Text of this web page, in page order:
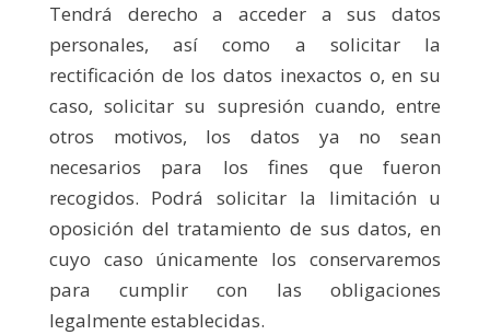
Tendrá derecho a acceder a sus datos
personales, así como a solicitar la
rectificación de los datos inexactos o, en su
caso, solicitar su supresión cuando, entre
otros motivos, los datos ya no sean
necesarios para los fines que fueron
recogidos. Podrá solicitar la limitación u
oposición del tratamiento de sus datos, en
cuyo caso únicamente los conservaremos
para cumplir con las obligaciones
legalmente establecidas.